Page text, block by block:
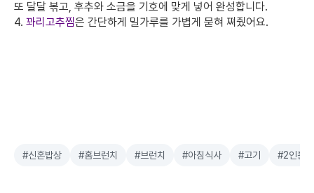
또 달달 볶고, 후추와 소금을 기호에 맞게 넣어 완성합니다.
4. 꽈리고추찜은 간단하게 밀가루를 가볍게 묻혀 쪄줬어요.
#신혼밥상 #홈브런치 #브런치 #아침식사 #고기 #2인분